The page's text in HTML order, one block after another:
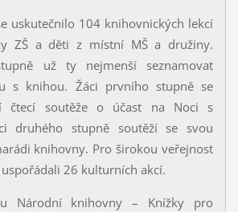
uskutečnilo 104 knihovnických lekcí
ZŠ a děti z místní MŠ a družiny.
už ty nejmenší seznamovat
s knihou. Žáci prvního stupně se
čtecí soutěže o účast na Noci s
druhého stupně soutěží se svou
knihovny. Pro širokou veřejnost
26 kulturních akcí.
Národní knihovny – Knížky pro